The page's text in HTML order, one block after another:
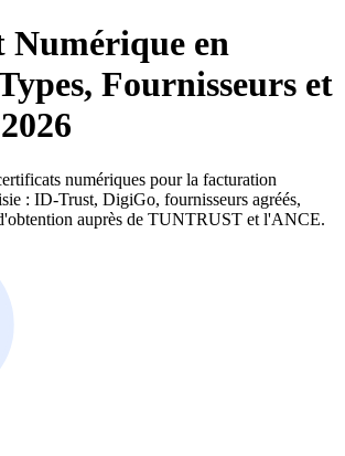
en
Fournisseurs et
numériques pour la facturation
: ID-Trust, DigiGo, fournisseurs agréés,
auprès de TUNTRUST et l'ANCE.